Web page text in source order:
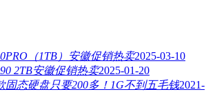
（1TB）安徽促销热卖2025-03-10
2TB安徽促销热卖2025-01-20
固态硬盘只要200多！1G不到五毛钱2021-